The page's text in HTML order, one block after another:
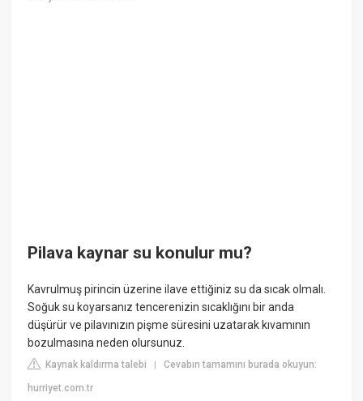
Pilava kaynar su konulur mu?
Kavrulmuş pirincin üzerine ilave ettiğiniz su da sıcak olmalı.
Soğuk su koyarsanız tencerenizin sıcaklığını bir anda
düşürür ve pilavınızın pişme süresini uzatarak kıvamının
bozulmasına neden olursunuz.
Kaynak kaldırma talebi |Cevabın tamamını burada okuyun:
hurriyet.com.tr